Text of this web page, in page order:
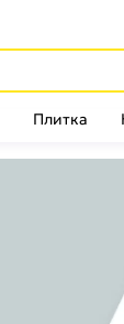
Плитка